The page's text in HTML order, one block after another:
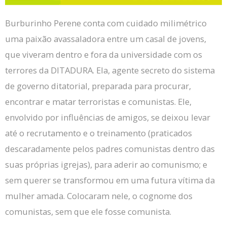
Burburinho Perene conta com cuidado milimétrico
uma paixão avassaladora entre um casal de jovens,
que viveram dentro e fora da universidade com os
terrores da DITADURA. Ela, agente secreto do sistema
de governo ditatorial, preparada para procurar,
encontrar e matar terroristas e comunistas. Ele,
envolvido por influências de amigos, se deixou levar
até o recrutamento e o treinamento (praticados
descaradamente pelos padres comunistas dentro das
suas próprias igrejas), para aderir ao comunismo; e
sem querer se transformou em uma futura vítima da
mulher amada. Colocaram nele, o cognome dos
comunistas, sem que ele fosse comunista.